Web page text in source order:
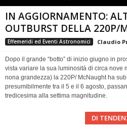
IN AGGIORNAMENTO:
OUTBURST DELLA 220P/
Effemeridi ed Eventi Astronomici Claudio
Dopo il grande “botto” di inizio giugno in
vista variare la sua luminosità di circa nove
nona grandezza) la 220P/ McNaught ha
presumibilmente tra il 5 e il 6 agosto,
tredicesima alla settima magnitudine.
DI